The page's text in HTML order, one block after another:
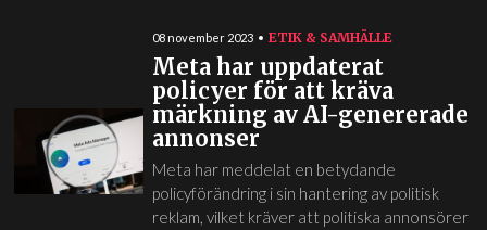
08 november 2023 ETIK & SAMHÄLLE
Meta har uppdaterat
policyer för att kräva
märkning av AI-genererade
annonser
Meta har meddelat en betydande
policyförändring i sin hantering av politisk
reklam, vilket kräver att politiska annonsörer